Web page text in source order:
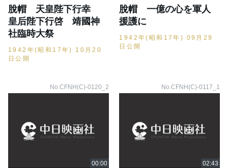
脫帽 天皇陛下行幸
皇后陛下行啓 靖國神
社臨時大祭
1942年(昭和17年) 10月20
日公開
脫帽 一億の心を軍人
援護に
1942年(昭和17年) 09月29
日公開
No.CFNH(C)-0120_2 No.CFNH(C)-0117_1